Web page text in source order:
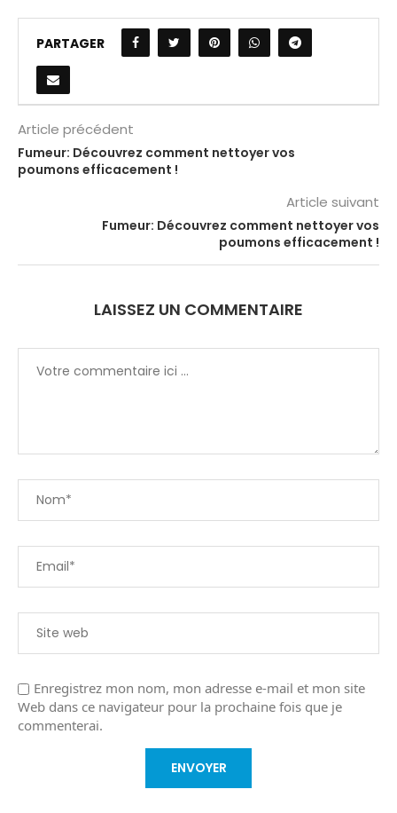
PARTAGER
Article précédent
Fumeur: Découvrez comment nettoyer vos
poumons efficacement !
Article suivant
Fumeur: Découvrez comment nettoyer vos
poumons efficacement !
LAISSEZ UN COMMENTAIRE
Enregistrez mon nom, mon adresse e-mail et mon site
Web dans ce navigateur pour la prochaine fois que je
commenterai.